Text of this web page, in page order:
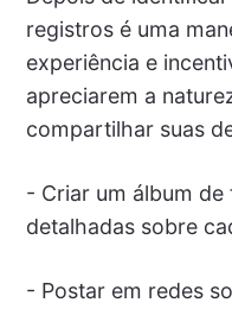
registros é uma
experiência e
apreciarem a
compartilhar suas
- Criar um álbum
detalhadas sobre
- Postar em redes